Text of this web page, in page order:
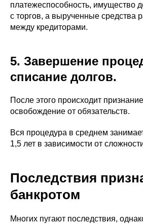
платежеспособность, имущество
с торгов, а вырученные средства
между кредиторами.
5. Завершение
списание долгов.
После этого происходит
освобождение от обязательств.
Вся процедура в среднем
1,5 лет в зависимости от
Последствия
банкротом
Многих пугают последствия,